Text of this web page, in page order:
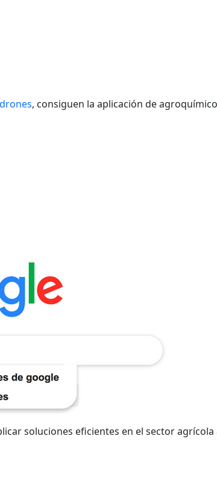
, consiguen la aplicación de
soluciones eficientes en el sector agrícola